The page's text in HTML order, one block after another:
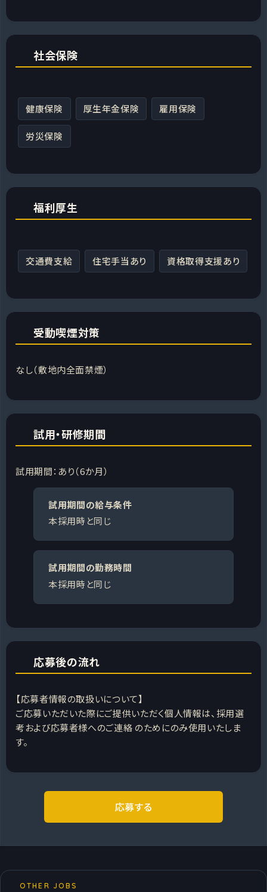
社会保険
健康保険 厚生年金保険 雇用保険
労災保険
福利厚生
交通費支給 住宅手当あり 資格取得支援あり
受動喫煙対策
なし（敷地内全面禁煙）
試用・研修期間
試用期間：あり（6か月）
試用期間の給与条件
本採用時と同じ
試用期間の勤務時間
本採用時と同じ
応募後の流れ
【応募者情報の取扱いについて】
ご応募いただいた際にご提供いただく個人情報は、採用選
考および応募者様へのご連絡 のためにのみ使用いたしま
す。
応募する
OTHER JOBS